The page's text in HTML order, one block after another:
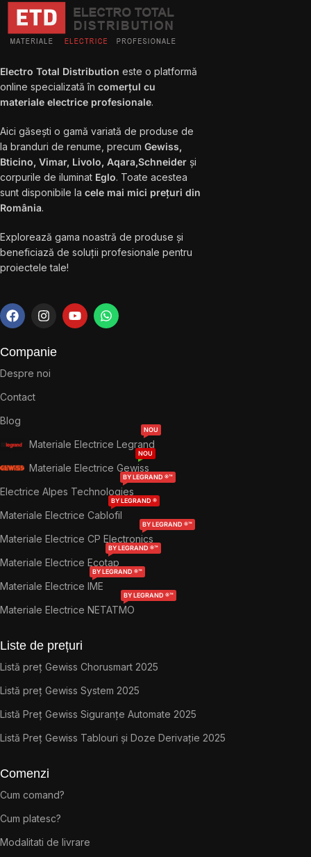
Electro Total Distribution este o platformă
online specializată în comerțul cu
materiale electrice profesionale.
Aici găsești o gamă variată de produse de
la branduri de renume, precum Gewiss,
Bticino, Vimar, Livolo, Aqara,Schneider și
corpurile de iluminat Eglo. Toate acestea
sunt disponibile la cele mai mici prețuri din
România.
Explorează gama noastră de produse și
beneficiază de soluții profesionale pentru
proiectele tale!
Companie
Despre noi
Contact
Blog
Materiale Electrice Legrand
NOU
Materiale Electrice Gewiss
NOU
Electrice Alpes Technologies
BY LEGRAND ®™
Materiale Electrice Cablofil
BY LEGRAND ®
Materiale Electrice CP Electronics
BY LEGRAND ®™
Materiale Electrice Ecotap
BY LEGRAND ®™
Materiale Electrice IME
BY LEGRAND ®™
Materiale Electrice NETATMO
BY LEGRAND ®™
Liste de prețuri
Listă preț Gewiss Chorusmart 2025
Listă preț Gewiss System 2025
Listă Preț Gewiss Siguranțe Automate 2025
Listă Preț Gewiss Tablouri și Doze Derivație 2025
Comenzi
Cum comand?
Cum platesc?
Modalitati de livrare